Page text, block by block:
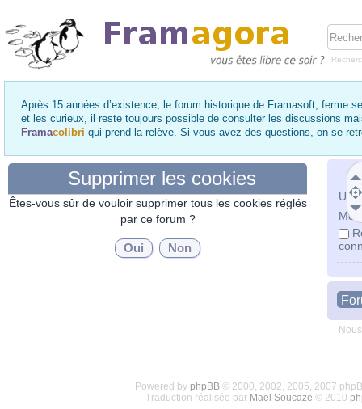
Après 15 années d’existence, le forum historique de Framasoft, ferme
et les curieux, il reste toujours possible de consulter les discussions
Framacolibri qui prend la relève. Si vous avez des questions, on se
Mot
Supprimer les cookies
Êtes-vous sûr de vouloir supprimer tous les cookies réglés
par ce forum ?
Powered by phpBB© 2000, 2002, 2005, 2007
Traduction réalisée par Maël Soucaze © 2010